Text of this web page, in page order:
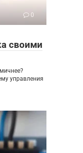
0
своими
управления